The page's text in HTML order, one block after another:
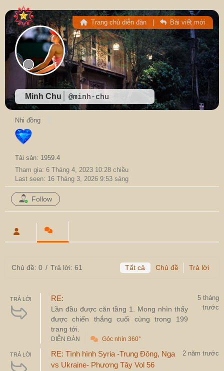
Minh Chu @minh-chu
Trang chủ diễn đàn Bài viết mới
Nhi đồng
Tài sản: 1959.4
Tham gia: 6 Tháng 4, 2023 10:28 chiều
Last seen: 16 Tháng 3, 2026 9:53 sáng
Follow
Chủ đề: 0 / Trả lời: 61 Tất cả Chủ đề Trả lời
TRẢ LỜI RE:
Lần đầu được căn tầng 1. Mong nhìn thấy
được chiến thắng cuối cùng trong 199
trang tới.
5 tháng
trước
DIỄN ĐÀN Góc nhìn 360°
TRẢ LỜI
RE: Tình hình Syria -Trung Đông, Nga
vs Ukraine- Phương Tây Vol 56
2 năm trước